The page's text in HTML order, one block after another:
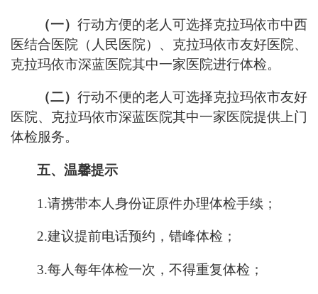
（一）行动方便的老人可选择克拉玛依市中西
医结合医院（人民医院） 、 克拉玛依市友好医院、
克拉玛依市深蓝医院其中一家医院进行体检。
（二）行动不便的老人可选择克拉玛依市友好
医院、克拉玛依市深蓝医院其中一家医院提供上门
体检服务。
五、温馨提示
1.请携带本人身份证原件办理体检手续；
2.建议提前电话预约，错峰体检；
3.每人每年体检一次，不得重复体检；